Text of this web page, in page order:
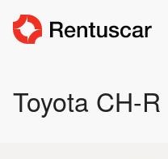
Toyota CH-R